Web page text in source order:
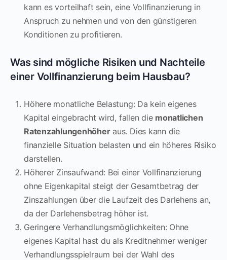
kann es vorteilhaft sein, eine Vollfinanzierung in
Anspruch zu nehmen und von den günstigeren
Konditionen zu profitieren.
Was sind mögliche Risiken und Nachteile
einer Vollfinanzierung beim Hausbau?
Höhere monatliche Belastung: Da kein eigenes
Kapital eingebracht wird, fallen die monatlichen
Ratenzahlungenhöheraus. Dies kann die
finanzielle Situation belasten und ein höheres Risiko
darstellen.
Höherer Zinsaufwand: Bei einer Vollfinanzierung
ohne Eigenkapital steigt der Gesamtbetrag der
Zinszahlungen über die Laufzeit des Darlehens an,
da der Darlehensbetrag höher ist.
Geringere Verhandlungsmöglichkeiten: Ohne
eigenes Kapital hast du als Kreditnehmer weniger
Verhandlungsspielraum bei der Wahl des